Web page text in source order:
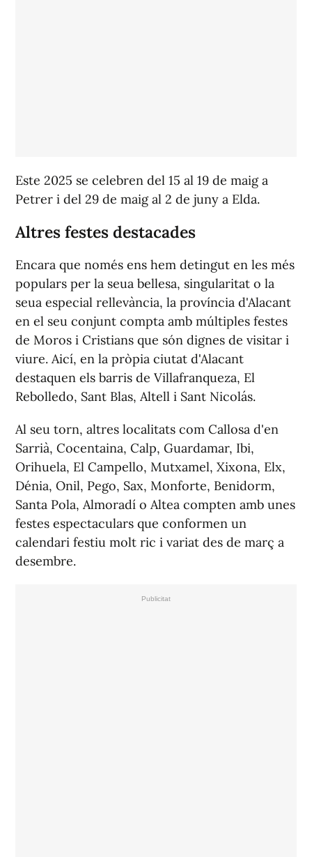
Este 2025 se celebren del 15 al 19 de maig a
Petrer i del 29 de maig al 2 de juny a Elda.
Altres festes destacades
Encara que només ens hem detingut en les més
populars per la seua bellesa, singularitat o la
seua especial rellevància, la província d'Alacant
en el seu conjunt compta amb múltiples festes
de Moros i Cristians que són dignes de visitar i
viure. Aicí, en la pròpia ciutat d'Alacant
destaquen els barris de Villafranqueza, El
Rebolledo, Sant Blas, Altell i Sant Nicolás.
Al seu torn, altres localitats com Callosa d'en
Sarrià, Cocentaina, Calp, Guardamar, Ibi,
Orihuela, El Campello, Mutxamel, Xixona, Elx,
Dénia, Onil, Pego, Sax, Monforte, Benidorm,
Santa Pola, Almoradí o Altea compten amb unes
festes espectaculars que conformen un
calendari festiu molt ric i variat des de març a
desembre.